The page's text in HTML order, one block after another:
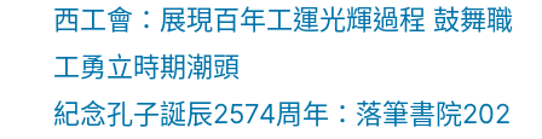
西工會：展現百年工運光輝過程 鼓舞職
工勇立時期潮頭
紀念孔子誕辰2574周年：落筆書院202